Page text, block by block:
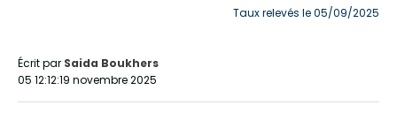
Taux relevés le 05/09/2025
Écrit par Saida Boukhers
05 12:12:19 novembre 2025